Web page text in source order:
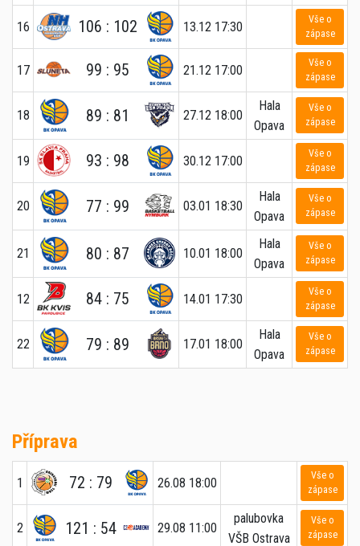
16 106 : 102 13.12 17:30
Vše o
zápase
17 99 : 95 21.12 17:00
Vše o
zápase
18 89 : 81 27.12 18:00
Hala
Opava
Vše o
zápase
19 93 : 98 30.12 17:00
Vše o
zápase
20 77 : 99 03.01 18:30
Hala
Opava
Vše o
zápase
21 80 : 87 10.01 18:00
Hala
Opava
Vše o
zápase
12 84 : 75 14.01 17:30
Vše o
zápase
22 79 : 89 17.01 18:00
Hala
Opava
Vše o
zápase
Příprava
1 72 : 79 26.08 18:00
Vše o
zápase
2 121 : 54 29.08 11:00
palubovka
VŠB Ostrava
Vše o
zápase